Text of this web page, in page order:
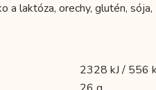
a laktóza, orechy, glutén, sója,
2328 kJ / 556